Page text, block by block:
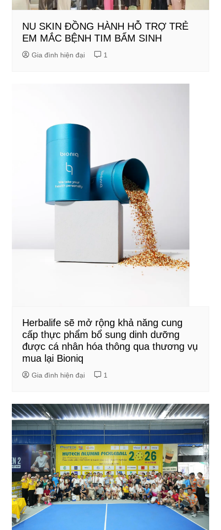
NU SKIN ĐỒNG HÀNH HỖ TRỢ TRẺ
EM MẮC BỆNH TIM BẨM SINH
Gia đình hiện đại 1
Herbalife sẽ mở rộng khả năng cung
cấp thực phẩm bổ sung dinh dưỡng
được cá nhân hóa thông qua thương vụ
mua lại Bioniq
Gia đình hiện đại 1